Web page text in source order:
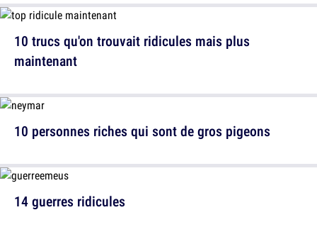
10 trucs qu'on trouvait ridicules mais plus
maintenant
14 guerres ridicules
10 personnes riches qui sont de gros pigeons